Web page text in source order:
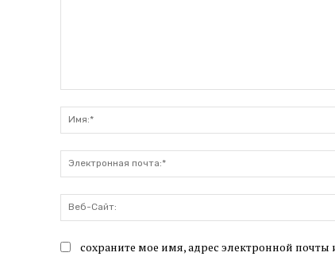
сохраните мое имя, адрес электронной